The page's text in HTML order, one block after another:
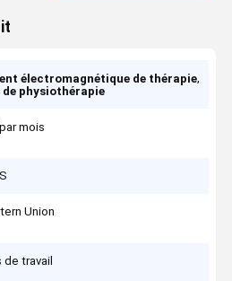
électromagnétique de thérapie,
de physiothérapie
mois
Union
de travail